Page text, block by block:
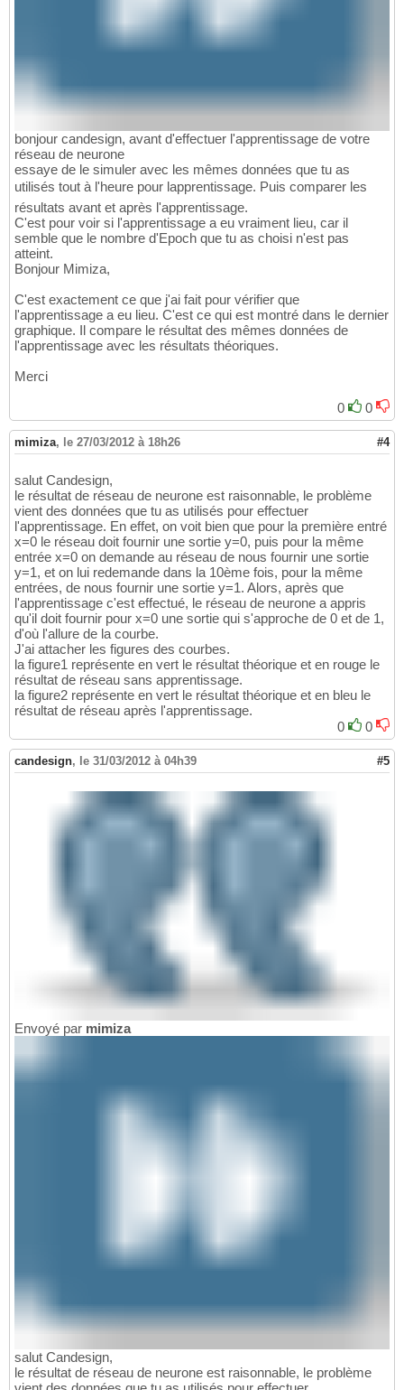
bonjour candesign, avant d'effectuer l'apprentissage de votre
réseau de neurone
essaye de le simuler avec les mêmes données que tu as
utilisés tout à l'heure pour lapprentissage. Puis comparer les
résultats avant et après l'apprentissage.
C'est pour voir si l'apprentissage a eu vraiment lieu, car il
semble que le nombre d'Epoch que tu as choisi n'est pas
atteint.
Bonjour Mimiza,
C'est exactement ce que j'ai fait pour vérifier que
l'apprentissage a eu lieu. C'est ce qui est montré dans le dernier
graphique. Il compare le résultat des mêmes données de
l'apprentissage avec les résultats théoriques.
Merci
0 0
mimiza, le 27/03/2012 à 18h26 #4
salut Candesign,
le résultat de réseau de neurone est raisonnable, le problème
vient des données que tu as utilisés pour effectuer
l'apprentissage. En effet, on voit bien que pour la première entré
x=0 le réseau doit fournir une sortie y=0, puis pour la même
entrée x=0 on demande au réseau de nous fournir une sortie
y=1, et on lui redemande dans la 10ème fois, pour la même
entrées, de nous fournir une sortie y=1. Alors, après que
l'apprentissage c'est effectué, le réseau de neurone a appris
qu'il doit fournir pour x=0 une sortie qui s'approche de 0 et de 1,
d'où l'allure de la courbe.
J'ai attacher les figures des courbes.
la figure1 représente en vert le résultat théorique et en rouge le
résultat de réseau sans apprentissage.
la figure2 représente en vert le résultat théorique et en bleu le
résultat de réseau après l'apprentissage.
0
0
candesign, le 31/03/2012 à 04h39 #5
Envoyé par mimiza
salut Candesign,
le résultat de réseau de neurone est raisonnable, le problème